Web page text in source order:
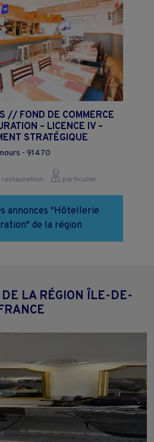
// FOND DE COMMERCE
– LICENCE IV –
STRATÉGIQUE
- 91470
restauration particulier
annonces "Hôtellerie
de la région
LA RÉGION ÎLE-DE-